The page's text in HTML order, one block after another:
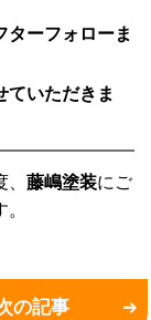
ターフォローま
ていただきま
藤嶋塗装にご
の記事